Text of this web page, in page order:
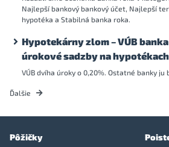
Najlepší bankový bankový účet, Najlepší
hypotéka a Stabilná banka roka.
Hypotekárny zlom – VÚB
úrokové sadzby na hypotékach
VÚB dvíha úroky o 0,20%. Ostatné banky
Ďalšie
Pôžičky